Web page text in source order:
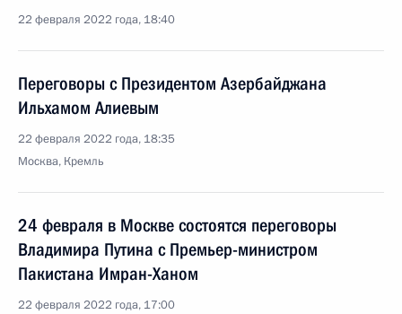
22 февраля 2022 года, 18:40
Переговоры с Президентом Азербайджана
Ильхамом Алиевым
22 февраля 2022 года, 18:35
Москва, Кремль
24 февраля в Москве состоятся переговоры
Владимира Путина с Премьер-министром
Пакистана Имран-Ханом
22 февраля 2022 года, 17:00